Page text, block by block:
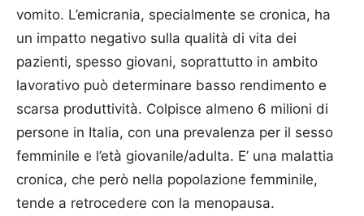
vomito. L’emicrania, specialmente se cronica, ha
un impatto negativo sulla qualità di vita dei
pazienti, spesso giovani, soprattutto in ambito
lavorativo può determinare basso rendimento e
scarsa produttività. Colpisce almeno 6 milioni di
persone in Italia, con una prevalenza per il sesso
femminile e l’età giovanile/adulta. E’ una malattia
cronica, che però nella popolazione femminile,
tende a retrocedere con la menopausa.